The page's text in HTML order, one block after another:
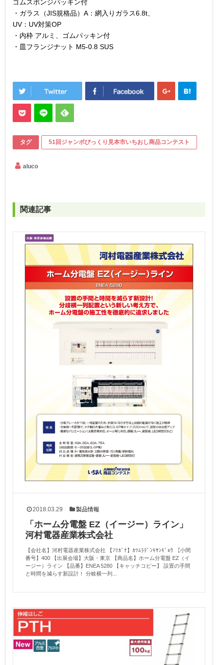
ゴムスポンジパッキン付
・ガラス（JIS規格品）A：網入りガラス6.8t、
UV：UV対策OP
・内枠 アルミ、ゴムパッキン付
・皿フランジナット M5-0.8 SUS
タグ 51回ジャンボびっくり見本市いちおし商品コンテスト
aluco
関連記事
2018.03.29 製品情報
「ホーム分電盤 EZ（イージー）ライン」
河村電器産業株式会社
【会社名】河村電器産業株式会社 【ﾌﾘｶﾞﾅ】ｶﾜﾑﾗﾃﾞﾝｷｻﾝｷﾞｮｳ 【小間
番号】400 【出展会場】大阪・東京 【商品名】ホーム分電盤 EZ（イ
ージー）ライン 【品番】ENEA 5280 【キャッチコピー】 設置の手間
と時間を減らす新設計！ 分岐横一列...